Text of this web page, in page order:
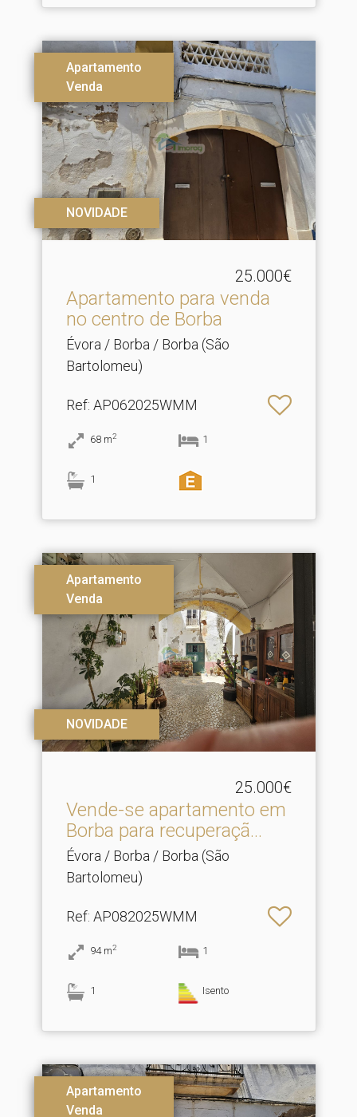
Apartamento
Venda
NOVIDADE
25.000€
Apartamento para venda
no centro de Borba
Évora / Borba / Borba (São
Bartolomeu)
Ref: AP062025WMM
68 m2 1
1
Apartamento
Venda
NOVIDADE
25.000€
Vende-se apartamento em
Borba para recuperaçã.​..
Évora / Borba / Borba (São
Bartolomeu)
Ref: AP082025WMM
94 m2 1
1 Isento
Apartamento
Venda